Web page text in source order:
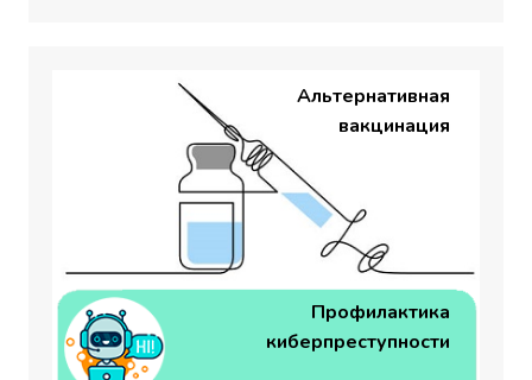
Альтернативная
вакцинация
Профилактика
киберпреступности